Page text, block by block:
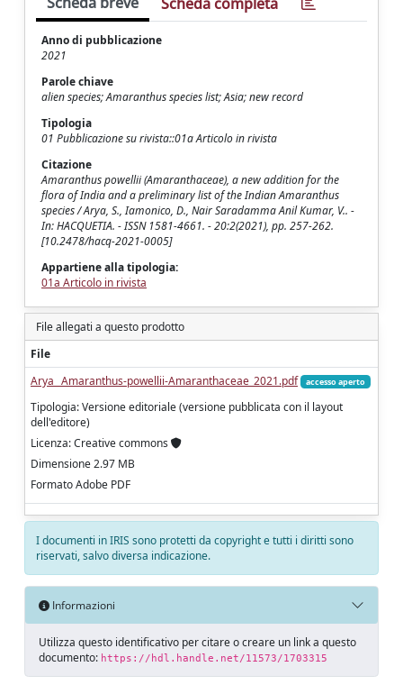
Anno di pubblicazione
2021
Parole chiave
alien species; Amaranthus species list; Asia; new record
Tipologia
01 Pubblicazione su rivista::01a Articolo in rivista
Citazione
Amaranthus powellii (Amaranthaceae), a new addition for the
flora of India and a preliminary list of the Indian Amaranthus
species / Arya, S., Iamonico, D., Nair Saradamma Anil Kumar, V.. -
In: HACQUETIA. - ISSN 1581-4661. - 20:2(2021), pp. 257-262.
[10.2478/hacq-2021-0005]
Appartiene alla tipologia:
01a Articolo in rivista
File allegati a questo prodotto
File
Arya_ Amaranthus-powellii-Amaranthaceae_2021.pdf
accesso aperto
Tipologia: Versione editoriale (versione pubblicata con il layout
dell'editore)
Licenza: Creative commons
Dimensione 2.97 MB
Formato Adobe PDF
I documenti in IRIS sono protetti da copyright e tutti i diritti sono
riservati, salvo diversa indicazione.
Informazioni
Utilizza questo identificativo per citare o creare un link a questo
documento: https://hdl.handle.net/11573/1703315